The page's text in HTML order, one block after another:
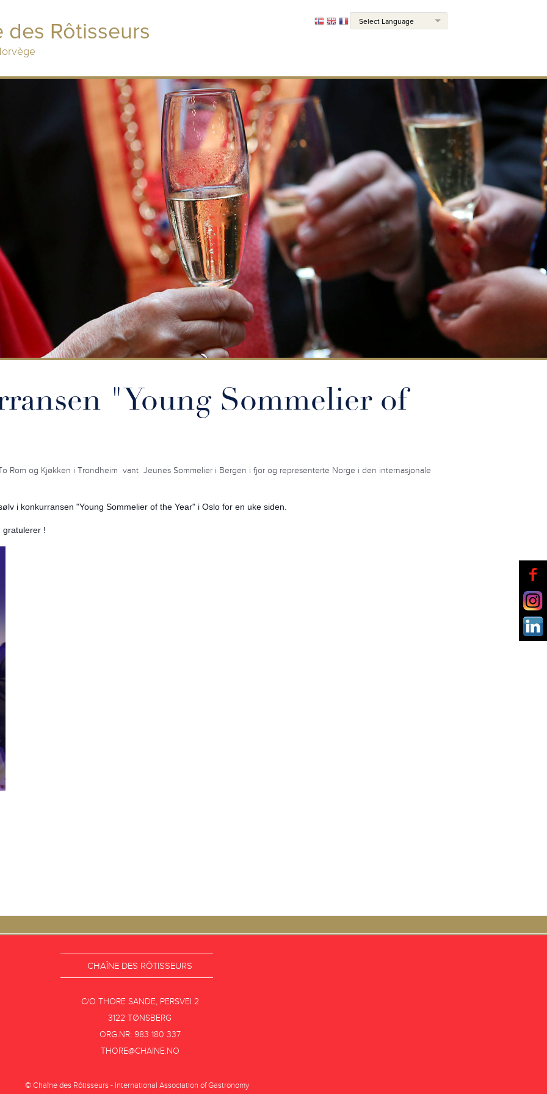
des Rôtisseurs
"Young Sommelier of
Rom og Kjøkken i Trondheim vant Jeunes Sommelier i Bergen i fjor og representerte Norge i den internasjonale
i konkurransen "Young Sommelier of the Year" i Oslo for en uke siden.
gratulerer !
CHAÎNE DES RÔTISSEURS
C/O THORE SANDE, PERSVEI 2
3122 TØNSBERG
ORG.NR: 983 180 337
THORE@CHAINE.NO
© Chaîne des Rôtisseurs - International Association of Gastronomy